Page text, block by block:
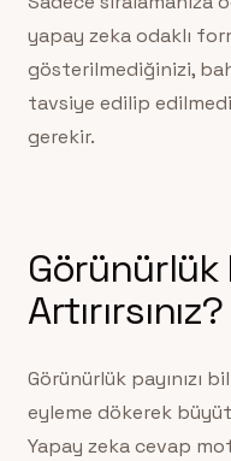
yapay zeka odaklı
gösterilmediğinizi,
tavsiye edilip
gerekir.
Görünürlük
Artırırsınız?
Görünürlük payınızı
eyleme dökerek
Yapay zeka cevap